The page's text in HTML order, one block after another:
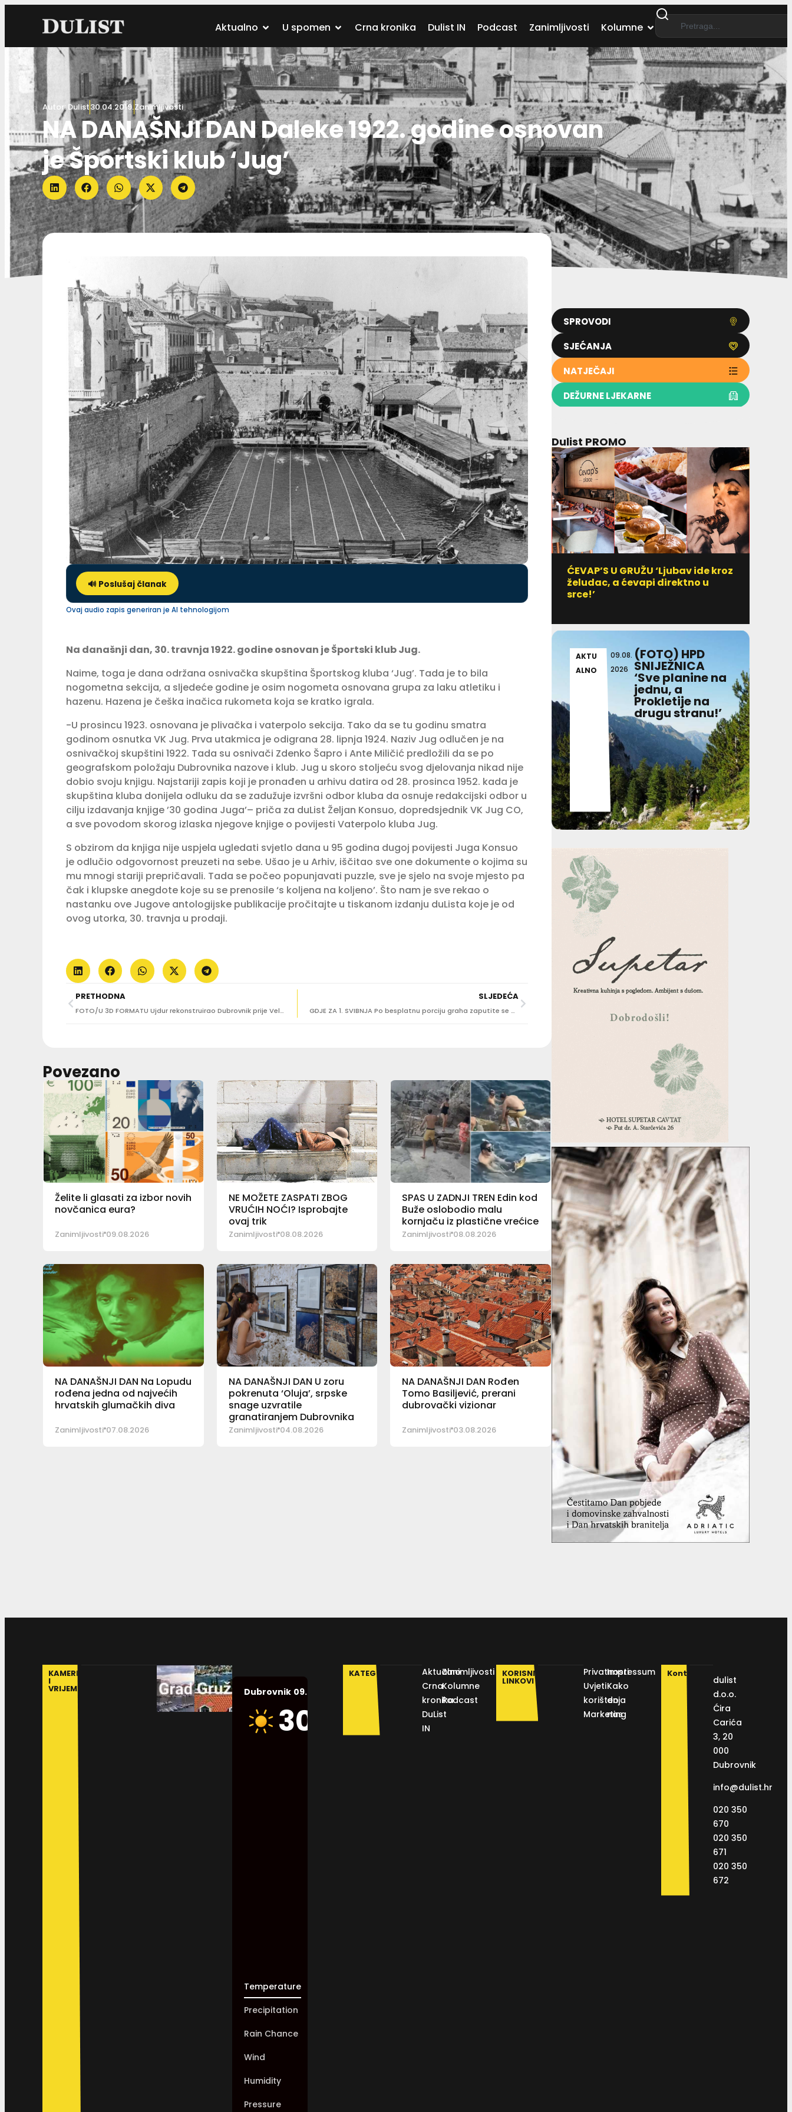
Aktualno U spomen Crna kronika Dulist IN Podcast Zanimljivosti Kolumne
Autor:Dulist30.04.2019.Zanimljivosti
NA DANAŠNJI DAN Daleke 1922. godine osnovan
je Športski klub ‘Jug’
🔊 Poslušaj članak
Ovaj audio zapis generiran je AI tehnologijom
Na današnji dan, 30. travnja 1922. godine osnovan je Športski klub Jug.
Naime, toga je dana održana osnivačka skupština Športskog kluba ‘Jug’. Tada je to bila
nogometna sekcija, a sljedeće godine je osim nogometa osnovana grupa za laku atletiku i
hazenu. Hazena je češka inačica rukometa koja se kratko igrala.
-U prosincu 1923. osnovana je plivačka i vaterpolo sekcija. Tako da se tu godinu smatra
godinom osnutka VK Jug. Prva utakmica je odigrana 28. lipnja 1924. Naziv Jug odlučen je na
osnivačkoj skupštini 1922. Tada su osnivači Zdenko Šapro i Ante Miličić predložili da se po
geografskom položaju Dubrovnika nazove i klub. Jug u skoro stoljeću svog djelovanja nikad nije
dobio svoju knjigu. Najstariji zapis koji je pronađen u arhivu datira od 28. prosinca 1952. kada je
skupština kluba donijela odluku da se zadužuje izvršni odbor kluba da osnuje redakcijski odbor u
cilju izdavanja knjige ’30 godina Juga’– priča za duList Željan Konsuo, dopredsjednik VK Jug CO,
a sve povodom skorog izlaska njegove knjige o povijesti Vaterpolo kluba Jug.
S obzirom da knjiga nije uspjela ugledati svjetlo dana u 95 godina dugoj povijesti Juga Konsuo
je odlučio odgovornost preuzeti na sebe. Ušao je u Arhiv, iščitao sve one dokumente o kojima su
mu mnogi stariji prepričavali. Tada se počeo popunjavati puzzle, sve je sjelo na svoje mjesto pa
čak i klupske anegdote koje su se prenosile ‘s koljena na koljeno’. Što nam je sve rekao o
nastanku ove Jugove antologijske publikacije pročitajte u tiskanom izdanju duLista koje je od
ovog utorka, 30. travnja u prodaji.
PRETHODNA
FOTO/U 3D FORMATU Ujdur rekonstruirao Dubrovnik prije Velike trešnje
SLJEDEĆA
GDJE ZA 1. SVIBNJA Po besplatnu porciju graha zaputite se na Srđ ili u Gruž
Povezano
Želite li glasati za izbor novih
novčanica eura?
Zanimljivosti 09.08.2026
NE MOŽETE ZASPATI ZBOG
VRUĆIH NOĆI? Isprobajte
ovaj trik
Zanimljivosti 08.08.2026
SPAS U ZADNJI TREN Edin kod
Buže oslobodio malu
kornjaču iz plastične vrećice
Zanimljivosti 08.08.2026
NA DANAŠNJI DAN Na Lopudu
rođena jedna od najvećih
hrvatskih glumačkih diva
Zanimljivosti 07.08.2026
NA DANAŠNJI DAN U zoru
pokrenuta ‘Oluja’, srpske
snage uzvratile
granatiranjem Dubrovnika
Zanimljivosti 04.08.2026
NA DANAŠNJI DAN Rođen
Tomo Basiljević, prerani
dubrovački vizionar
Zanimljivosti 03.08.2026
SPROVODI
SJEĆANJA
NATJEČAJI
DEŽURNE LJEKARNE
Dulist PROMO
ĆEVAP’S U GRUŽU ‘Ljubav ide kroz
želudac, a ćevapi direktno u
srce!’
AKTU
ALNO
09.08.
2026
(FOTO) HPD
SNIJEŽNICA
‘Sve planine na
jednu, a
Prokletije na
drugu stranu!’
KAMERE
I
VRIJEME Dubrovnik 09.08.2026.
30
Humidity:
Temperature
Precipitation
Rain Chance
Wind
Humidity
Pressure
KATEGORIJE
Aktualno
Crna
kronika
DuList
IN
Zanimljivosti
Kolumne
Podcast
KORISNI
LINKOVI
Privatnosti
Uvjeti
korištenja
Marketing
Impressum
Kako
do
nas
Kontakt
dulist
d.o.o.
Ćira
Carića
3, 20
000
Dubrovnik
info@dulist.hr
020 350
670
020 350
671
020 350
672